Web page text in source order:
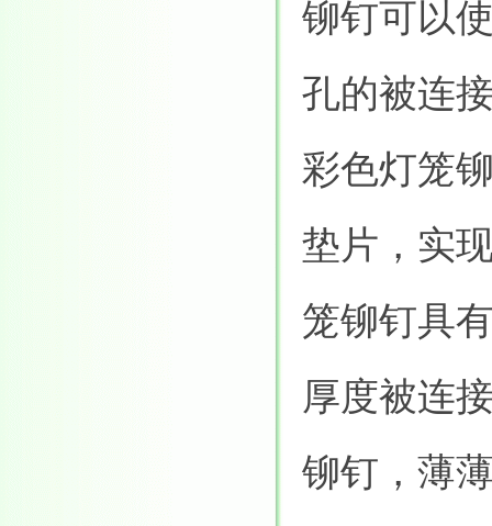
铆钉可以
孔的被连
彩色灯笼
垫片，实
笼铆钉具
厚度被连
铆钉，薄